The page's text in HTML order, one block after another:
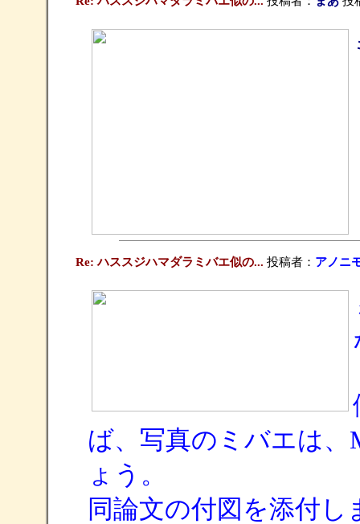
Re: ハススジハマダラミバエ似の... 投稿者： アノニ
ば、写真のミバエは、
ょう。
同論文の付図を添付